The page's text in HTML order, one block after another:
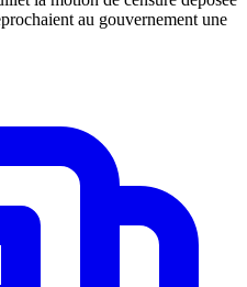
au gouvernement une